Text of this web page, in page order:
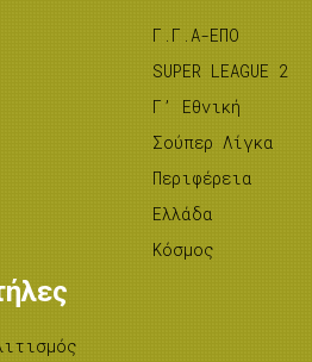
Γ.Γ.Α-ΕΠΟ
SUPER LEAGUE 2
Γ’ Εθνική
Σούπερ Λίγκα
Περιφέρεια
Ελλάδα
Κόσμος